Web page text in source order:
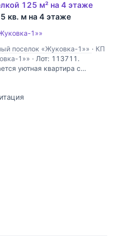
125 м² на 4 этаже
кв. м на 4 этаже
1»»
поселок «Жуковка-1»» · КП
1»» · Лот: 113711.
уютная квартира с
Просторные и
в себя: кухню-столовую,
одна из которых